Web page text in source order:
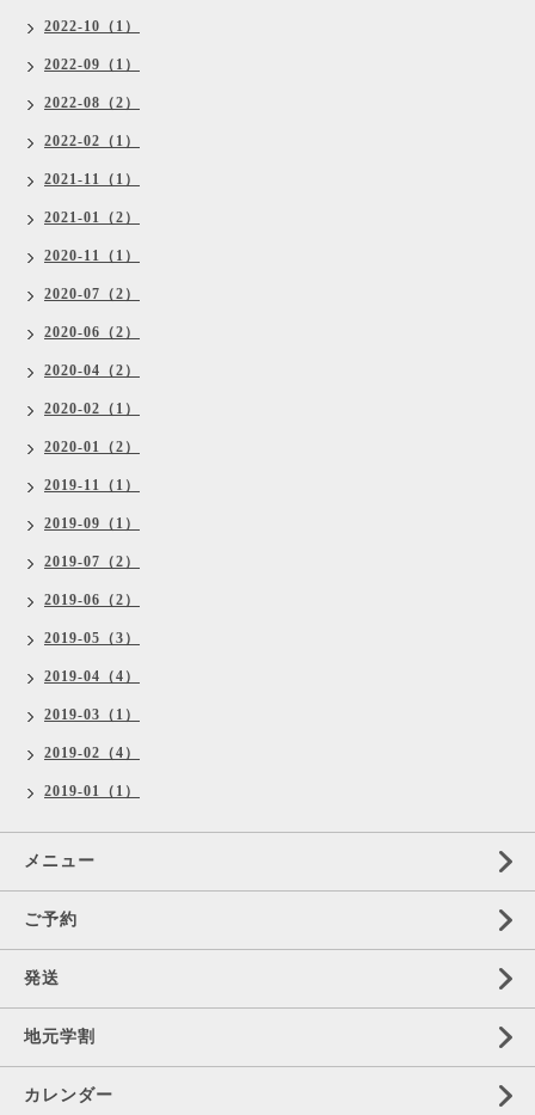
2022-10（1）
2022-09（1）
2022-08（2）
2022-02（1）
2021-11（1）
2021-01（2）
2020-11（1）
2020-07（2）
2020-06（2）
2020-04（2）
2020-02（1）
2020-01（2）
2019-11（1）
2019-09（1）
2019-07（2）
2019-06（2）
2019-05（3）
2019-04（4）
2019-03（1）
2019-02（4）
2019-01（1）
メニュー
ご予約
発送
地元学割
カレンダー